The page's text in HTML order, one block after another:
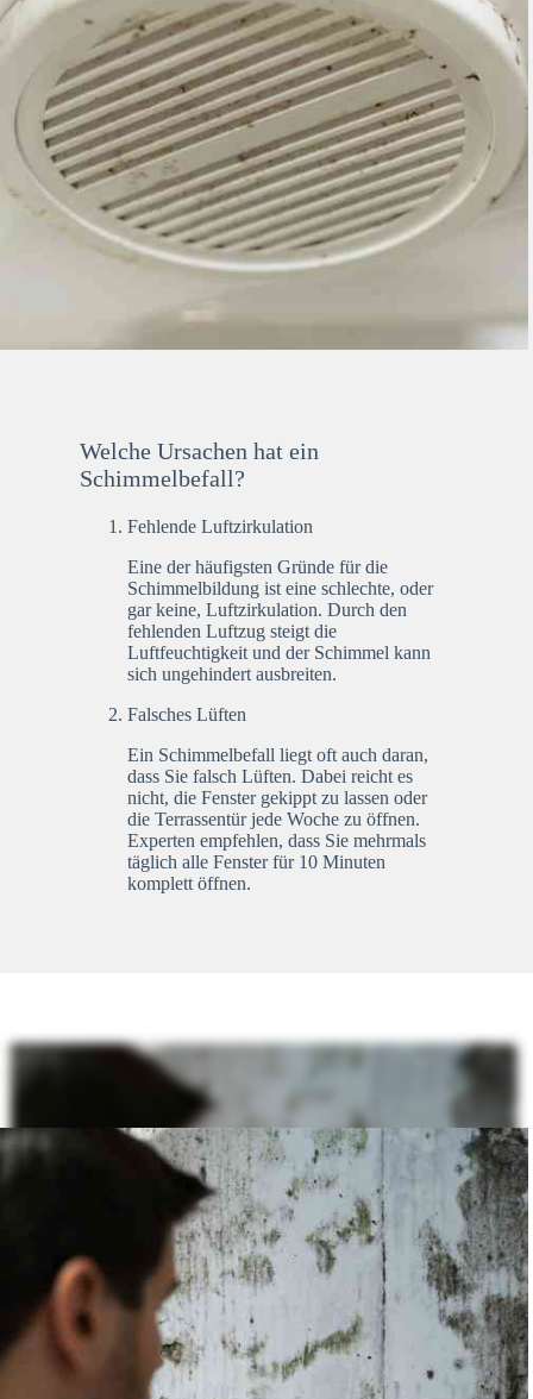
Welche Ursachen hat ein
Schimmelbefall?
Fehlende Luftzirkulation
Eine der häufigsten Gründe für die
Schimmelbildung ist eine schlechte, oder
gar keine, Luftzirkulation. Durch den
fehlenden Luftzug steigt die
Luftfeuchtigkeit und der Schimmel kann
sich ungehindert ausbreiten.
Falsches Lüften
Ein Schimmelbefall liegt oft auch daran,
dass Sie falsch Lüften. Dabei reicht es
nicht, die Fenster gekippt zu lassen oder
die Terrassentür jede Woche zu öffnen.
Experten empfehlen, dass Sie mehrmals
täglich alle Fenster für 10 Minuten
komplett öffnen.